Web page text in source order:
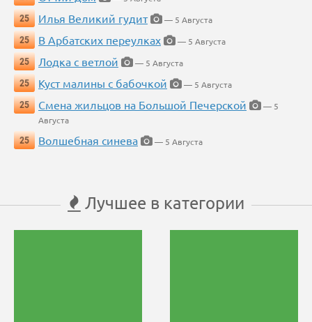
25
Илья Великий гудит
— 5 Августа
25
В Арбатских переулках
— 5 Августа
25
Лодка с ветлой
— 5 Августа
25
Куст малины с бабочкой
— 5 Августа
25
Смена жильцов на Большой Печерской
— 5
Августа
25
Волшебная синева — 5 Августа
Лучшее в категории